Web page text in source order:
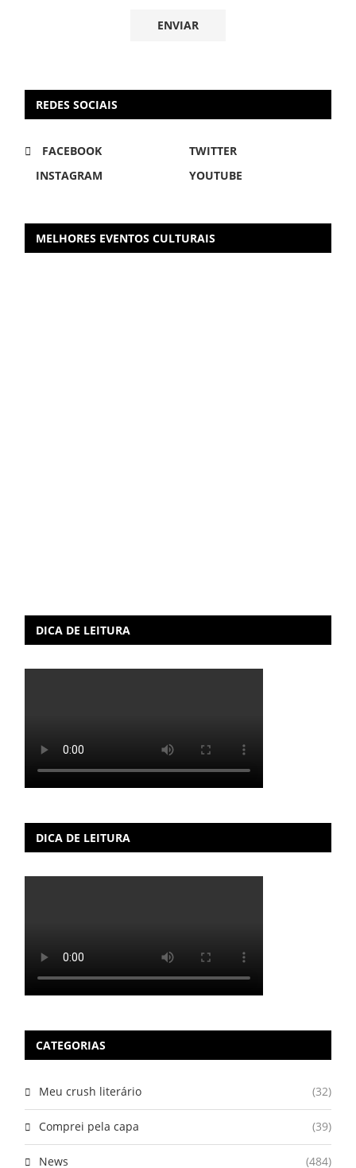
REDES SOCIAIS
FACEBOOK
TWITTER
INSTAGRAM
YOUTUBE
MELHORES EVENTOS CULTURAIS
DICA DE LEITURA
DICA DE LEITURA
CATEGORIAS
Meu crush literário (32)
Comprei pela capa (39)
News (484)